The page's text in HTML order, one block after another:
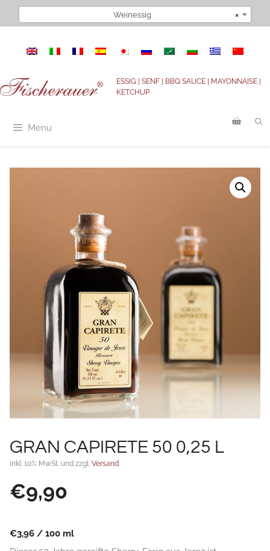
Inhalt
×
Weinessig
ESSIG | SENF | BBQ SAUCE | MAYONNAISE |
KETCHUP
Menu
GRAN CAPIRETE 50 0,25 L
inkl. 10% MwSt. und zzgl. Versand
€9,90
€3,96 / 100 ml